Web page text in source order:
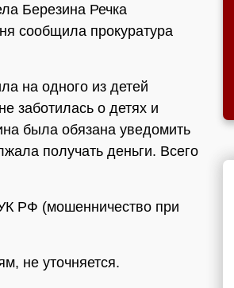
Березина Речка
сообщила прокуратура
на одного из детей
заботилась о детях и
была обязана уведомить
получать деньги. Всего
РФ (мошенничество при
не уточняется.